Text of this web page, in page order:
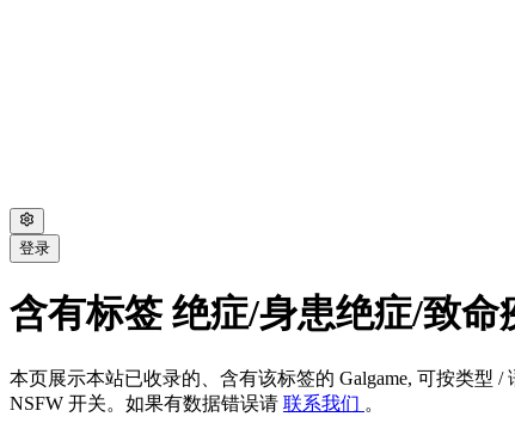
登录
含有标签 绝症/身患绝症/致命
本页展示本站已收录的、含有该标签的 Galgame, 可按类型
NSFW 开关。如果有数据错误请 联系我们 。